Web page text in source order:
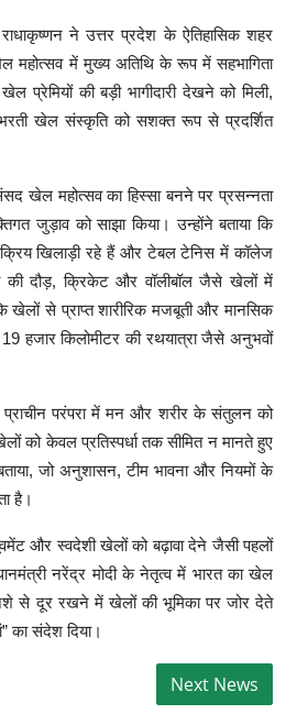
राधाकृष्णन ने उत्तर प्रदेश के ऐतिहासिक शहर
में मुख्य अतिथि के रूप में सहभागिता
की बड़ी भागीदारी देखने को मिली,
खेल संस्कृति को सशक्त रूप से प्रदर्शित
खेल महोत्सव का हिस्सा बनने पर प्रसन्नता
जुड़ाव को साझा किया। उन्होंने बताया कि
खिलाड़ी रहे हैं और टेबल टेनिस में कॉलेज
की दौड़, क्रिकेट और वॉलीबॉल जैसे खेलों में
खेलों से प्राप्त शारीरिक मजबूती और मानसिक
हजार किलोमीटर की रथयात्रा जैसे अनुभवों
प्राचीन परंपरा में मन और शरीर के संतुलन को
को केवल प्रतिस्पर्धा तक सीमित न मानते हुए
बताया, जो अनुशासन, टीम भावना और नियमों के
है।
और स्वदेशी खेलों को बढ़ावा देने जैसी पहलों
नरेंद्र मोदी के नेतृत्व में भारत का खेल
से दूर रखने में खेलों की भूमिका पर जोर देते
का संदेश दिया।